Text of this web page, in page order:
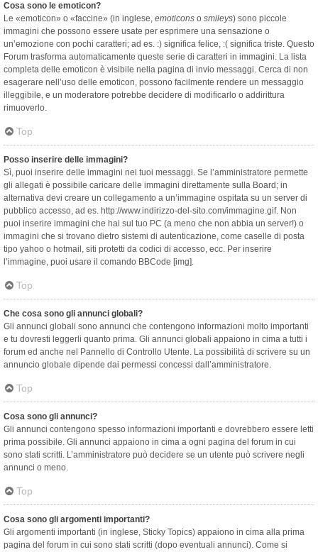
Cosa sono le emoticon?
Le «emoticon» o «faccine» (in inglese, emoticons o smileys) sono piccole
immagini che possono essere usate per esprimere una sensazione o
un’emozione con pochi caratteri; ad es. :) significa felice, :( significa triste. Questo
Forum trasforma automaticamente queste serie di caratteri in immagini. La lista
completa delle emoticon è visibile nella pagina di invio messaggi. Cerca di non
esagerare nell’uso delle emoticon, possono facilmente rendere un messaggio
illeggibile, e un moderatore potrebbe decidere di modificarlo o addirittura
rimuoverlo.
Top
Posso inserire delle immagini?
Sì, puoi inserire delle immagini nei tuoi messaggi. Se l’amministratore permette
gli allegati è possibile caricare delle immagini direttamente sulla Board; in
alternativa devi creare un collegamento a un’immagine ospitata su un server di
pubblico accesso, ad es. http://www.indirizzo-del-sito.com/immagine.gif. Non
puoi inserire immagini che hai sul tuo PC (a meno che non abbia un server!) o
immagini che si trovano dietro sistemi di autenticazione, come caselle di posta
tipo yahoo o hotmail, siti protetti da codici di accesso, ecc. Per inserire
l’immagine, puoi usare il comando BBCode [img].
Top
Che cosa sono gli annunci globali?
Gli annunci globali sono annunci che contengono informazioni molto importanti
e tu dovresti leggerli quanto prima. Gli annunci globali appaiono in cima a tutti i
forum ed anche nel Pannello di Controllo Utente. La possibilità di scrivere su un
annuncio globale dipende dai permessi concessi dall’amministratore.
Top
Cosa sono gli annunci?
Gli annunci contengono spesso informazioni importanti e dovrebbero essere letti
prima possibile. Gli annunci appaiono in cima a ogni pagina del forum in cui
sono stati scritti. L’amministratore può decidere se un utente può scrivere negli
annunci o meno.
Top
Cosa sono gli argomenti importanti?
Gli argomenti importanti (in inglese, Sticky Topics) appaiono in cima alla prima
pagina del forum in cui sono stati scritti (dopo eventuali annunci). Come si